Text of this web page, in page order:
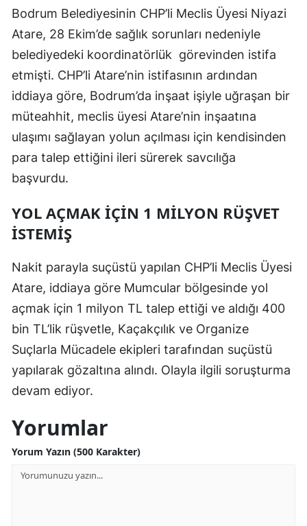
Bodrum Belediyesinin CHP’li Meclis Üyesi Niyazi
Atare, 28 Ekim’de sağlık sorunları nedeniyle
belediyedeki koordinatörlük görevinden istifa
etmişti. CHP’li Atare’nin istifasının ardından
iddiaya göre, Bodrum’da inşaat işiyle uğraşan bir
müteahhit, meclis üyesi Atare’nin inşaatına
ulaşımı sağlayan yolun açılması için kendisinden
para talep ettiğini ileri sürerek savcılığa
başvurdu.
YOL AÇMAK İÇİN 1 MİLYON RÜŞVET
İSTEMİŞ
Nakit parayla suçüstü yapılan CHP’li Meclis Üyesi
Atare, iddiaya göre Mumcular bölgesinde yol
açmak için 1 milyon TL talep ettiği ve aldığı 400
bin TL’lik rüşvetle, Kaçakçılık ve Organize
Suçlarla Mücadele ekipleri tarafından suçüstü
yapılarak gözaltına alındı. Olayla ilgili soruşturma
devam ediyor.
Yorumlar
Yorum Yazın (500 Karakter)